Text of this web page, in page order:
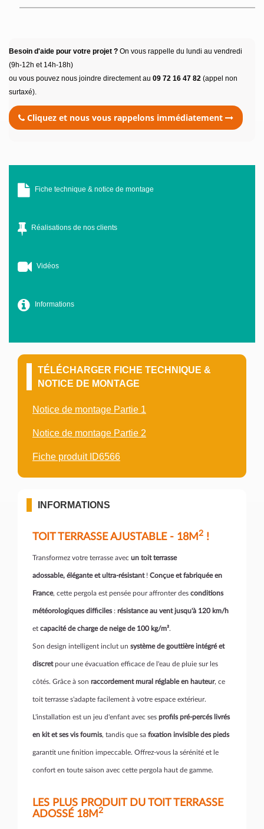
Besoin d'aide pour votre projet ? On vous rappelle du lundi au vendredi
(9h-12h et 14h-18h)
ou vous pouvez nous joindre directement au 09 72 16 47 82 (appel non
surtaxé).
Cliquez et nous vous rappelons immédiatement
Fiche technique & notice de montage
Réalisations de nos clients
Vidéos
Informations
TÉLÉCHARGER FICHE TECHNIQUE &
NOTICE DE MONTAGE
Notice de montage Partie 1
Notice de montage Partie 2
Fiche produit ID6566
INFORMATIONS
TOIT TERRASSE AJUSTABLE - 18M 2 !
Transformez votre terrasse avec un toit terrasse
adossable, élégante et ultra-résistant! Conçue et fabriquée en
France, cette pergola est pensée pour affronter des conditions
météorologiques difficiles: résistance au vent jusqu'à 120 km/h
et capacité de charge de neige de 100 kg/m².
Son design intelligent inclut un système de gouttière intégré et
discretpour une évacuation efficace de l'eau de pluie sur les
côtés. Grâce à son raccordement mural réglable en hauteur, ce
toit terrasse s'adapte facilement à votre espace extérieur.
L'installation est un jeu d'enfant avec ses profils pré-percés livrés
en kit et ses vis fournis, tandis que sa fixation invisible des pieds
garantit une finition impeccable. Offrez-vous la sérénité et le
confort en toute saison avec cette pergola haut de gamme.
LES PLUS PRODUIT DU TOIT TERRASSE
ADOSSÉ 18M 2